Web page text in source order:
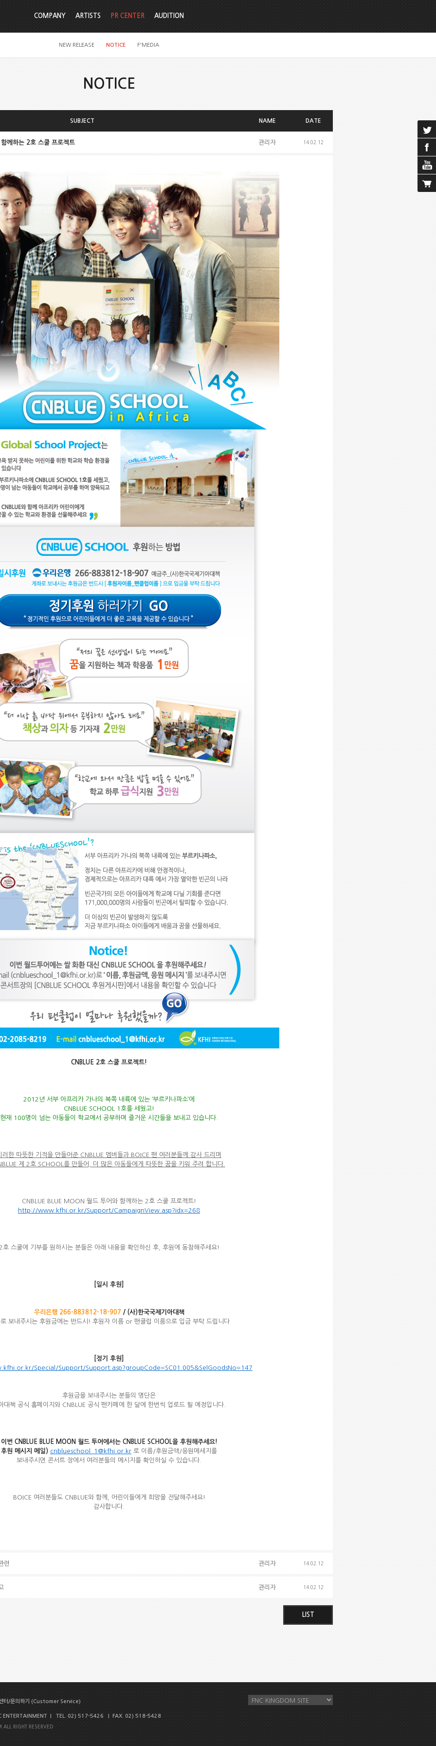
COMPANY ARTISTS PR CENTER
NEW RELEASE NOTICE F'MEDIA
AUDITION
NOTICE
SUBJECT NAME DATE
께하는 2호 스쿨 프로젝트 관리자 14.02.12
CNBLUE 2호 스쿨 프로젝트!
2012년 서부 아프리카 가나의 북쪽 내륙에 있는 ‘부르키나파소’에
CNBLUE SCHOOL 1호를 세웠고!
현재 100명이 넘는 아동들이 학교에서 공부하며 즐거운 시간들을 보내고 있습니다.
러한 따뜻한 기적을 만들어준 CNBLUE 멤버들과 BOICE 팬 여러분들께 감사 드리며
제 2호 SCHOOL를 만들어, 더 많은 아동들에게 따뜻한 꿈을 키워 주려 합니다.
CNBLUE BLUE MOON 월드 투어와 함께하는 2호 스쿨 프로젝트!
http://www.kfhi.or.kr/Support/CampaignView.asp?idx=268
호 스쿨에 기부를 원하시는 분들은 아래 내용을 확인하신 후, 후원에 동참해주세요!
일시 후원]
우리은행 266-883812-18-907 / (사)한국국제기아대책
보내주시는 후원금에는 반드시! 후원자 이름 or 팬클럽 이름으로 입금 부탁 드립니다
정기 후원]
Special/Support/Support.asp?groupCode=SC01.005&SelGoodsNo=147
후원금을 보내주시는 분들의 명단은
대책 공식 홈페이지와 CNBLUE 공식 팬카페에 한 달에 한번씩 업로드 될 예정입니다.
이번 CNBLUE BLUE MOON 월드 투어에서는 CNBLUE SCHOOL을 후원해주세요!
후원 메시지 메일) cnblueschool_1@kfhi.or.kr 로 이름/후원금액/응원메세지를
보내주시면 콘서트 장에서 여러분들의 메시지를 확인하실 수 있습니다.
BOICE 여러분들도 CNBLUE와 함께, 어린이들에게 희망을 전달해주세요!
감사합니다.
련 관리자 14.02.12
관리자 14.02.12
LIST
터/문의하기 (Customer Service)
ENTERTAINMENT | TEL. 02) 517-5426 | FAX. 02) 518-5428
RIGHT RESERVED